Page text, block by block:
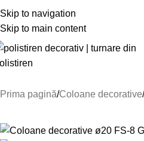
Skip to navigation
Skip to main content
Prima pagină Coloane decorative